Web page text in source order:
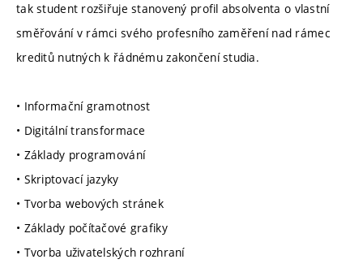
tak student rozšiřuje stanovený profil absolventa o vlastní
směřování v rámci svého profesního zaměření nad rámec
kreditů nutných k řádnému zakončení studia.
• Informační gramotnost
• Digitální transformace
• Základy programování
• Skriptovací jazyky
• Tvorba webových stránek
• Základy počítačové grafiky
• Tvorba uživatelských rozhraní